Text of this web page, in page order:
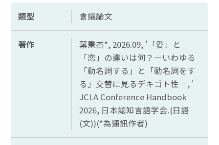
類型 會議論文
著作 葉秉杰*, 2026.09, '「愛」 と
「恋」 の違いは何？―いわゆる
「動名詞する」と「動名詞をす
る」 交替に見るデキゴト性―, '
JCLA Conference Handbook
2026, 日本認知言語学会.(日語
(文))(*為通訊作者)